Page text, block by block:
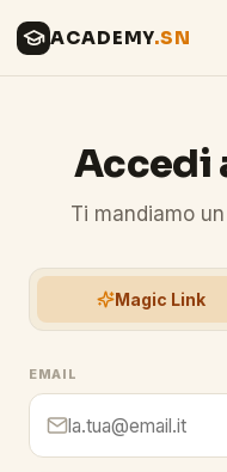
ACADEMY.SN
Accedi
Ti mandiamo
Magic Link
EMAIL